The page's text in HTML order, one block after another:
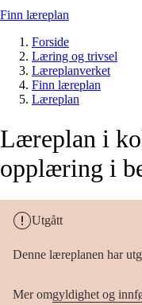
Finn læreplan
Forside
Læring og trivsel
Læreplanverket
Finn læreplan
Læreplan
Læreplan i
opplæring i
Utgått
Denne læreplanen har
Mer omgyldighet og